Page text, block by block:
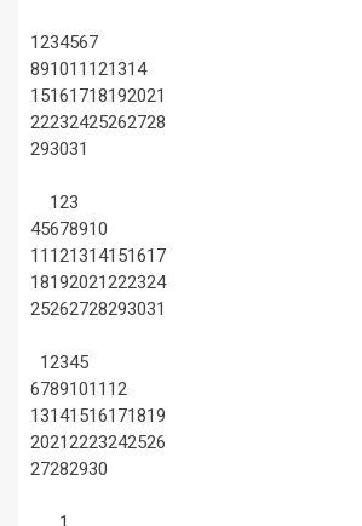
1234567
891011 121314
15161718192021
22232425262728
293031
123
45678910
11 121314151617
18192021222324
25262728293031
12345
67891011 12
13141516171819
20212223242526
27282930